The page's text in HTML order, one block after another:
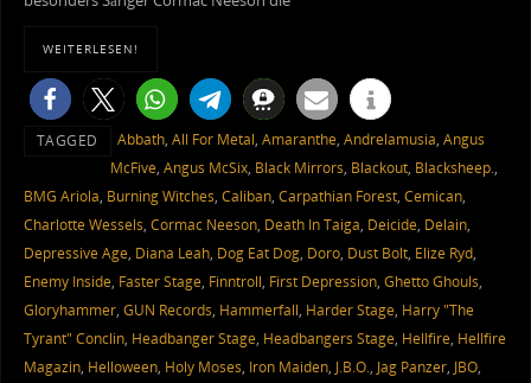
WEITERLESEN!
TAGGED Abbath, All For Metal, Amaranthe, Andrelamusia, Angus
McFive, Angus McSix, Black Mirrors, Blackout, Blacksheep.,
BMG Ariola, Burning Witches, Caliban, Carpathian Forest, Cemican,
Charlotte Wessels, Cormac Neeson, Death In Taiga, Deicide, Delain,
Depressive Age, Diana Leah, Dog Eat Dog, Doro, Dust Bolt, Elize Ryd,
Enemy Inside, Faster Stage, Finntroll, First Depression, Ghetto Ghouls,
Gloryhammer, GUN Records, Hammerfall, Harder Stage, Harry "The
Tyrant" Conclin, Headbanger Stage, Headbangers Stage, Hellfire, Hellfire
Magazin, Helloween, Holy Moses, Iron Maiden, J.B.O., Jag Panzer, JBO,